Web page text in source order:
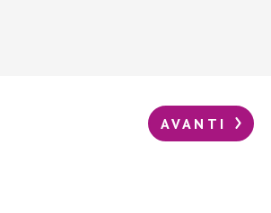
AVANTI